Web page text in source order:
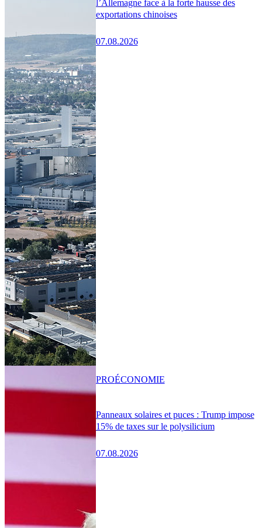
l’Allemagne face à la forte hausse des
exportations chinoises
07.08.2026
Panneaux solaires et puces : Trump impose
15% de taxes sur le polysilicium
07.08.2026
PROÉCONOMIE